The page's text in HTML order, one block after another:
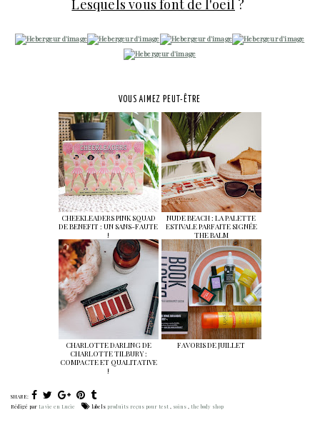
Lesquels vous font de l'oeil ?
VOUS AIMEZ PEUT-ÊTRE
CHEEKLEADERS PINK SQUAD
DE BENEFIT : UN SANS-FAUTE
!
NUDE BEACH : LA PALETTE
ESTIVALE PARFAITE SIGNÉE
THE BALM
CHARLOTTE DARLING DE
CHARLOTTE TILBURY :
COMPACTE ET QUALITATIVE
!
FAVORIS DE JUILLET
SHARE:
Rédigé par La vie en Lucie labels produits reçus pour test , soins , the body shop